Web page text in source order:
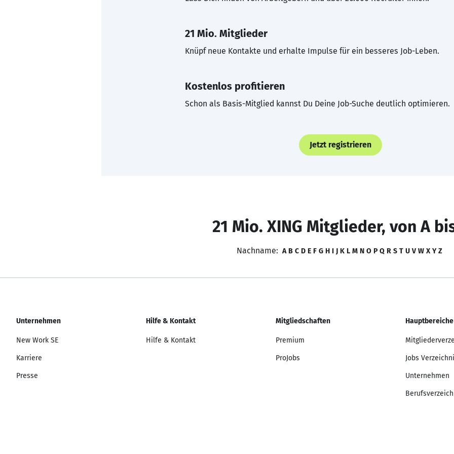
21 Mio. Mitglieder
Knüpf neue Kontakte und erhalte Impulse für ein besseres Job-Leben.
Kostenlos profitieren
Schon als Basis-Mitglied kannst Du Deine Job-Suche deutlich optimieren.
Jetzt registrieren
21 Mio. XING Mitglieder, von A
Nachname: A B C D E F G H I J K L M N O P Q R S T U V W X Y Z
Unternehmen
New Work SE
Karriere
Presse
Hilfe & Kontakt
Hilfe & Kontakt
Mitgliedschaften
Premium
ProJobs
Hauptbereiche
Jobs
Unternehmen